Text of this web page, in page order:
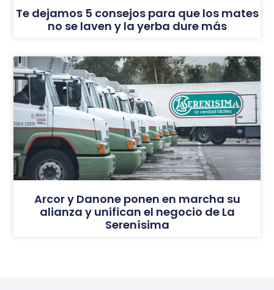
Te dejamos 5 consejos para que los mates
no se laven y la yerba dure más
Arcor y Danone ponen en marcha su
alianza y unifican el negocio de La
Serenísima